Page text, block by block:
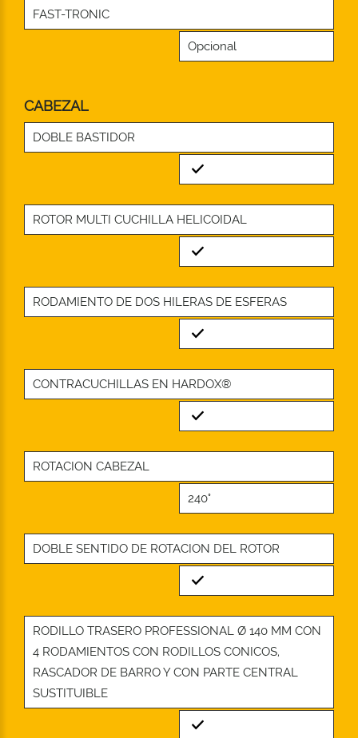
FAST-TRONIC
Opcional
CABEZAL
DOBLE BASTIDOR
Standard
ROTOR MULTI CUCHILLA HELICOIDAL
Standard
RODAMIENTO DE DOS HILERAS DE ESFERAS
Standard
CONTRACUCHILLAS EN HARDOX®
Standard
ROTACION CABEZAL
240°
DOBLE SENTIDO DE ROTACION DEL ROTOR
Standard
RODILLO TRASERO PROFESSIONAL Ø 140 MM CON
4 RODAMIENTOS CON RODILLOS CONICOS,
RASCADOR DE BARRO Y CON PARTE CENTRAL
SUSTITUIBLE
Standard